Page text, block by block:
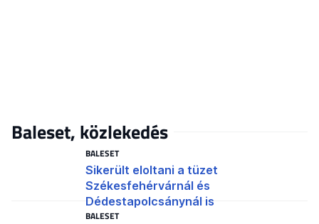
Baleset, közlekedés
BALESET
Sikerült eloltani a tüzet
Székesfehérvárnál és
Dédestapolcsánynál is
BALESET